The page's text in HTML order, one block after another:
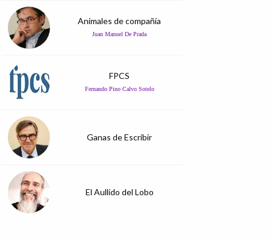
Animales de compañía
Juan Manuel De Prada
FPCS
Fernando Pino Calvo Sotelo
Ganas de Escribir
El Aullido del Lobo